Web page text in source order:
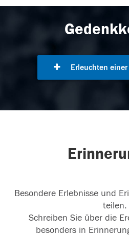
Erleuchten
Besondere Erlebnisse und
teilen.
Schreiben Sie über die
besonders in